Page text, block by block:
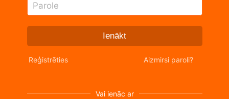
Parole
Ienākt
Reģistrēties Aizmirsi paroli?
Vai ienāc ar